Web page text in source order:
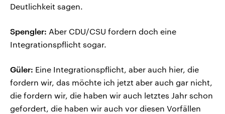
Deutlichkeit sagen.
Spengler: Aber CDU/CSU fordern doch eine
Integrationspflicht sogar.
Güler: Eine Integrationspflicht, aber auch hier, die
fordern wir, das möchte ich jetzt aber auch gar nicht,
die fordern wir, die haben wir auch letztes Jahr schon
gefordert, die haben wir auch vor diesen Vorfällen